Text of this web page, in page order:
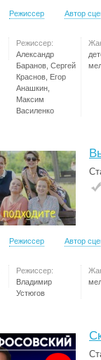
Режиссер Автор
Режиссер:
Александр
Баранов, Сергей
Краснов, Егор
Анашкин,
Максим
Василенко
Режиссер Автор
Режиссер:
Владимир
Устюгов